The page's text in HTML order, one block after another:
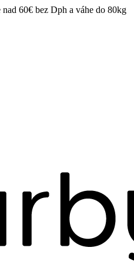
60€ bez Dph a váhe do 80kg